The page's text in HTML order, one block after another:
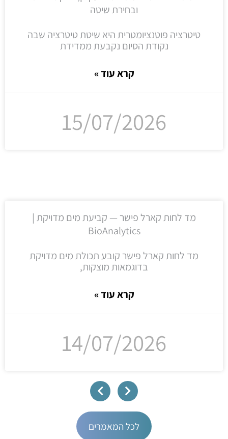
ובחירת שיטה
טיטרציה פוטנציומטרית היא שיטת טיטרציה שבה
נקודת הסיום נקבעת ממדידת
קרא עוד »
15/07/2026
מד לחות קארל פישר — קביעת מים מדויקת |
BioAnalytics
מד לחות קארל פישר קובע תכולת מים מדויקת
בדוגמאות מוצקות,
קרא עוד »
14/07/2026
לכל המאמרים